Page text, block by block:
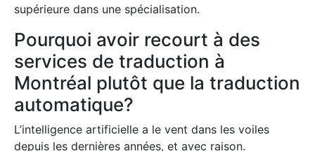
supérieure dans une spécialisation.
Pourquoi avoir recourt à des
services de traduction à
Montréal plutôt que la traduction
automatique?
L’intelligence artificielle a le vent dans les voiles
depuis les dernières années, et avec raison.